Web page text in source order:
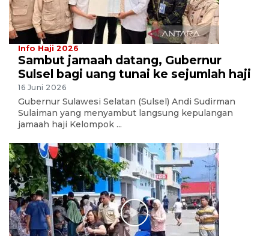
Info Haji 2026
Sambut jamaah datang, Gubernur
Sulsel bagi uang tunai ke sejumlah haji
16 Juni 2026
Gubernur Sulawesi Selatan (Sulsel) Andi Sudirman
Sulaiman yang menyambut langsung kepulangan
jamaah haji Kelompok ...